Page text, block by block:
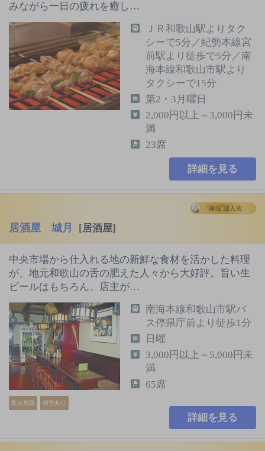
みながら一日の疲れを癒し…
ＪＲ和歌山駅よりタク
シーで5分／紀勢本線宮
前駅より徒歩で5分／南
海本線和歌山市駅より
タクシーで15分
第2・3月曜日
2,000円以上～3,000円未
満
23席
詳細を見る
居酒屋 城月 [居酒屋]
中央市場から仕入れる地の新鮮な食材を活かした料理
が、地元和歌山の舌の肥えた人々から大好評。旨い生
ビールはもちろん、店主が…
飲み放題 個室あり
南海本線和歌山市駅バ
ス停県庁前より徒歩1分
日曜
3,000円以上～5,000円未
満
65席
詳細を見る